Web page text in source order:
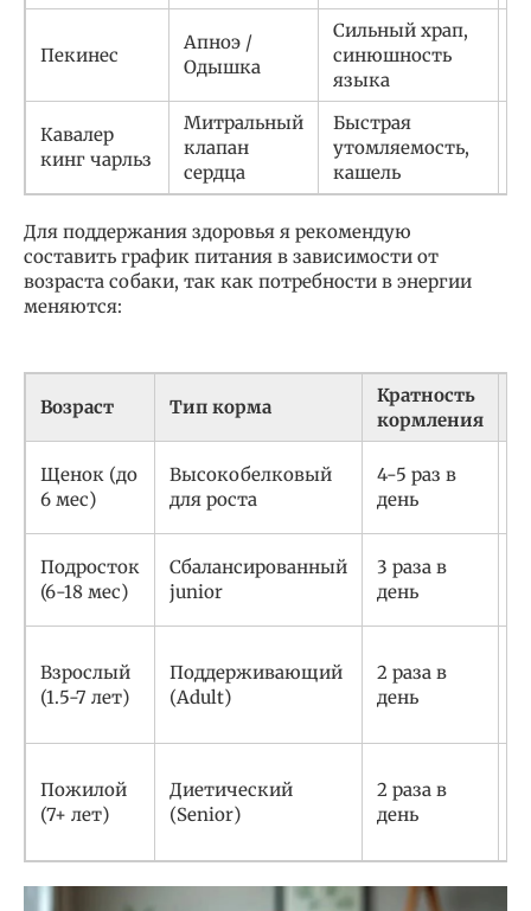
Пекинес
Апноэ /
Одышка
Сильный храп,
синюшность
языка
Кавалер
кинг чарльз
Митральный
клапан
сердца
Быстрая
утомляемость,
кашель
Для поддержания здоровья я рекомендую
составить график питания в зависимости от
возраста собаки, так как потребности в энергии
меняются:
Возраст Тип корма
Кратность
кормления
Щенок (до
6 мес)
Высокобелковый
для роста
4-5 раз в
день
Подросток
(6-18 мес)
Сбалансированный
junior
3 раза в
день
Взрослый
(1.5-7 лет)
Поддерживающий
(Adult)
2 раза в
день
Пожилой
(7+ лет)
Диетический
(Senior)
2 раза в
день